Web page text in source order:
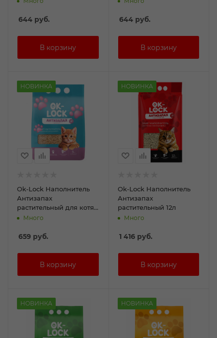
644 руб. 644руб.
НОВИНКА
Ok-Lock Наполнитель
Антизапах
растительный для котят
5лМного
659 руб.
НОВИНКА
Ok-Lock Наполнитель
Антизапах
растительный 12л
Много
1 416руб.
НОВИНКА НОВИНКА